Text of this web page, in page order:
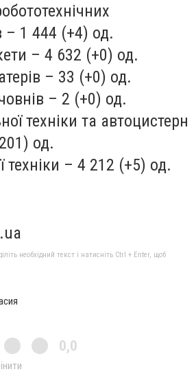
– 1 444 (+4) од.
– 4 632 (+0) од.
– 33 (+0) од.
– 2 (+0) од.
техніки та автоцистерн
од.
техніки – 4 212 (+5) од.
необхідний текст і натисніть Ctrl + Enter, щоб
0,0